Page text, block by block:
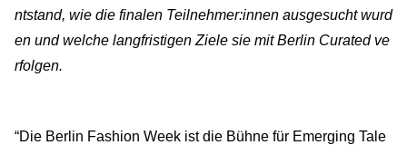
ntstand, wie die finalen Teilnehmer:innen ausgesucht wurd
en und welche langfristigen Ziele sie mit Berlin Curated ve
rfolgen.
“Die Berlin Fashion Week ist die Bühne für Emerging Tale